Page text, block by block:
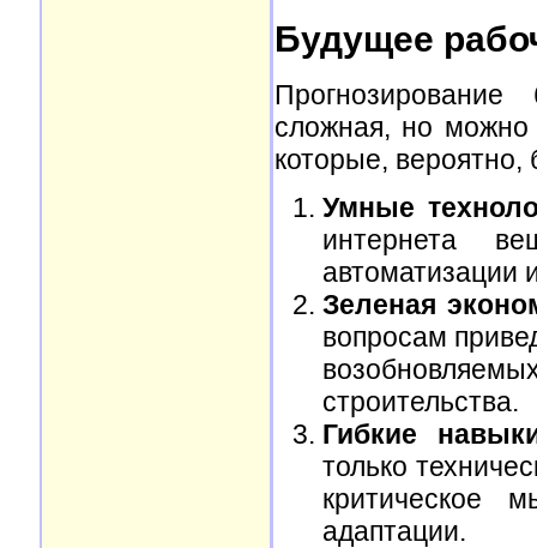
Будущее
сложная, но можно
которые,
Умные
интернета
автоматизации
Зеленая
вопросам
строительства.
Гибкие
только
критическое
адаптации.